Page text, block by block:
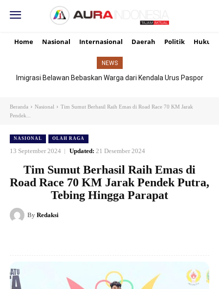
Home Nasional Internasional Daerah Politik Hukum
NEWS
Imigrasi Belawan Bebaskan Warga dari Kendala Urus Paspor
Beranda Nasional
Tim Sumut Berhasil Raih Emas di Road Race 70 KM Jarak
Pendek...
NASIONAL OLAH RAGA
13 September 2024 Updated: 21 Desember 2024
Tim Sumut Berhasil Raih Emas di
Road Race 70 KM Jarak Pendek Putra,
Tebing Hingga Parapat
By Redaksi